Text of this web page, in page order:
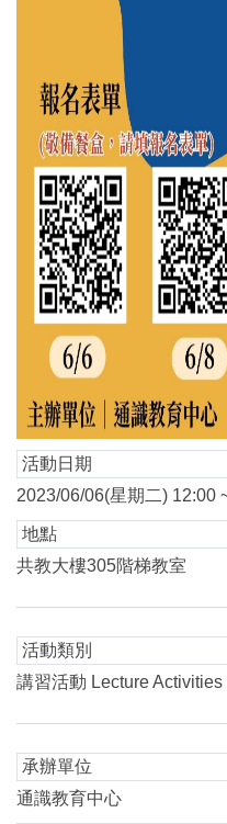
活動日期
2023/06/06(星期二) 12:00
地點
共教大樓305階梯教室
活動類別
講習活動 Lecture Activities
承辦單位
通識教育中心